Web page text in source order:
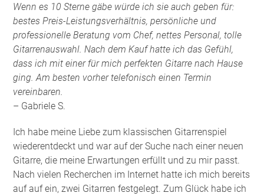
Wenn es 10 Sterne gäbe würde ich sie auch geben für:
bestes Preis-Leistungsverhältnis, persönliche und
professionelle Beratung vom Chef, nettes Personal, tolle
Gitarrenauswahl. Nach dem Kauf hatte ich das Gefühl,
dass ich mit einer für mich perfekten Gitarre nach Hause
ging. Am besten vorher telefonisch einen Termin
vereinbaren.
– Gabriele S.
Ich habe meine Liebe zum klassischen Gitarrenspiel
wiederentdeckt und war auf der Suche nach einer neuen
Gitarre, die meine Erwartungen erfüllt und zu mir passt.
Nach vielen Recherchen im Internet hatte ich mich bereits
auf auf ein, zwei Gitarren festgelegt. Zum Glück habe ich